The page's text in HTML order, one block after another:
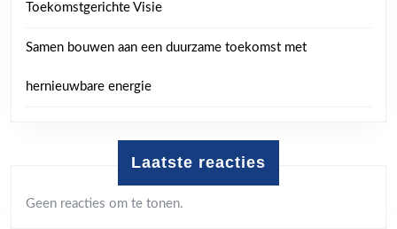
Toekomstgerichte Visie
Samen bouwen aan een duurzame toekomst met
hernieuwbare energie
Laatste reacties
Geen reacties om te tonen.